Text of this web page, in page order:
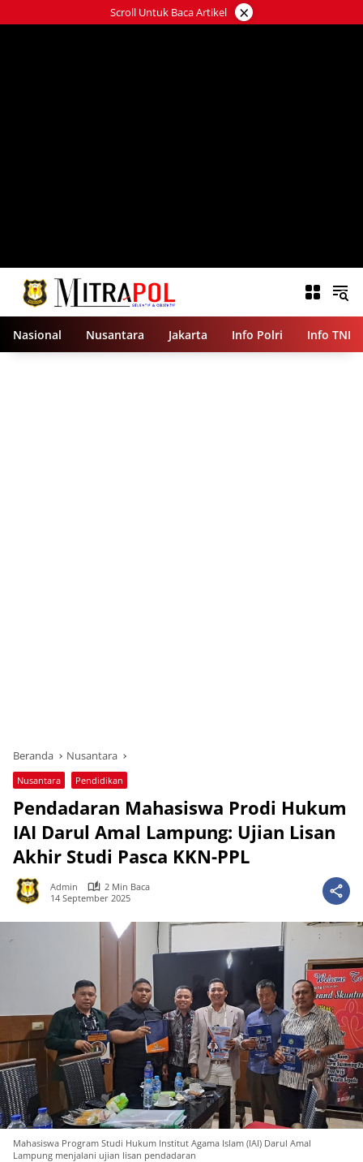
ke
Scroll Untuk Baca Artikel ×
Nasional Nusantara Jakarta Info Polri Info TNI
Beranda Nusantara
Nusantara Pendidikan
Pendadaran Mahasiswa Prodi Hukum
IAI Darul Amal Lampung: Ujian Lisan
Akhir Studi Pasca KKN-PPL
Admin
2 Min Baca
14 September 2025
Mahasiswa Program Studi Hukum Institut Agama Islam (IAI) Darul Amal
Lampung menjalani ujian lisan pendadaran